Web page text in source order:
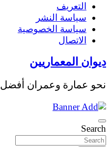
التعريف
سياسة النشر
سياسة الخصوصية
الاتصال
ديوان المعماريين
نحو عمارة وعمران أفضل
Search